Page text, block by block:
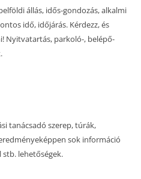
állás, idős-gondozás, alkalmi
idő, időjárás. Kérdezz, és
Nyitvatartás, parkoló-, belépő-
tanácsadó szerep, túrák,
sok információ
stb. lehetőségek.